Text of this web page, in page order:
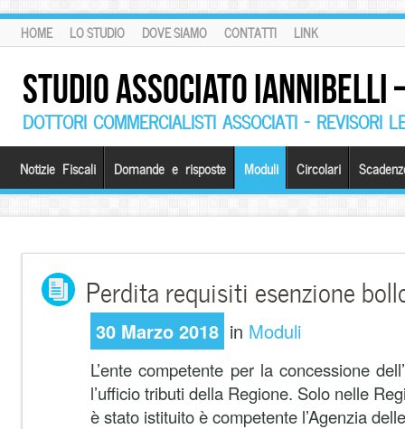
HOME LO STUDIO DOVE SIAMO CONTATTI LINK
STUDIO ASSOCIATO
DOTTORI COMMERCIALISTI ASSOCIATI – REVISORI
Notizie Fiscali Domande e risposte Moduli Circolari
Perdita requisiti esenzione
30 Marzo 2018 in Moduli
L’ente competente per la concessione
l’ufficio tributi della Regione. Solo nelle
è stato istituito è competente l’Agenzia